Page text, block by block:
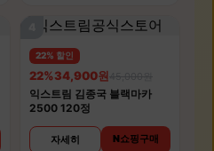
22% 할인
22%34,900원
익스트림 김종국 블랙마카
2500 120정
자세히 N쇼핑구매